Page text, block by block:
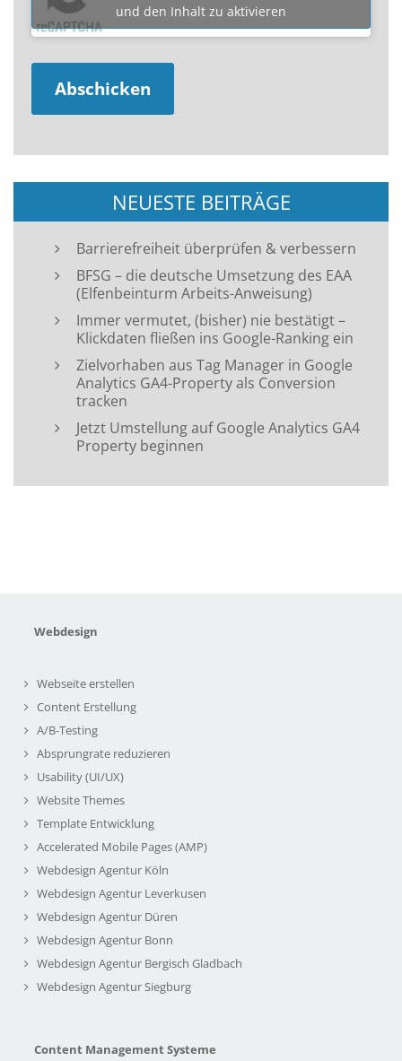
und den Inhalt zu aktivieren
NEUESTE BEITRÄGE
Barrierefreiheit überprüfen & verbessern
BFSG – die deutsche Umsetzung des EAA
(Elfenbeinturm Arbeits-Anweisung)
Immer vermutet, (bisher) nie bestätigt –
Klickdaten fließen ins Google-Ranking ein
Zielvorhaben aus Tag Manager in Google
Analytics GA4-Property als Conversion
tracken
Jetzt Umstellung auf Google Analytics GA4
Property beginnen
Webdesign
Webseite erstellen
Content Erstellung
A/B-Testing
Absprungrate reduzieren
Usability (UI/UX)
Website Themes
Template Entwicklung
Accelerated Mobile Pages (AMP)
Webdesign Agentur Köln
Webdesign Agentur Leverkusen
Webdesign Agentur Düren
Webdesign Agentur Bonn
Webdesign Agentur Bergisch Gladbach
Webdesign Agentur Siegburg
Content Management Systeme